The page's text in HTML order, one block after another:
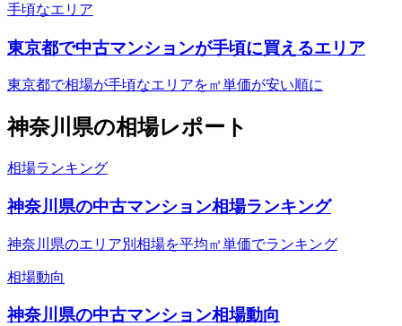
手頃なエリア
東京都で中古マンションが手頃に買えるエリア
東京都で相場が手頃なエリアを㎡単価が安い順に
神奈川県の相場レポート
相場ランキング
神奈川県の中古マンション相場ランキング
神奈川県のエリア別相場を平均㎡単価でランキング
相場動向
神奈川県の中古マンション相場動向